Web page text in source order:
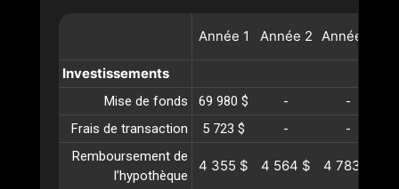
Année 1 Année 2 Année
Investissements
Mise de fonds 69 980 $ -
-
Frais de transaction
5 723 $ -
-
Remboursement de
l’hypothèque
4 355 $ 4 564 $ 4 783 $